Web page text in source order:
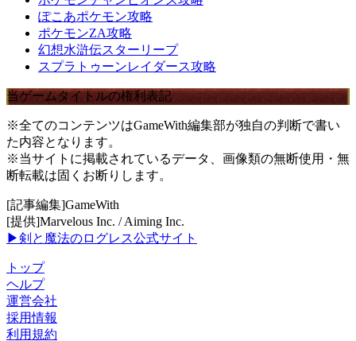
ぽこあポケモン攻略
ポケモンZA攻略
幻想水滸伝スターリープ
スプラトゥーンレイダース攻略
当ゲームタイトルの権利表記
※全てのコンテンツはGameWith編集部が独自の判断で書い
た内容となります。
※当サイトに掲載されているデータ、画像類の無断使用・無
断転載は固くお断りします。
[記事編集]GameWith
[提供]Marvelous Inc. / Aiming Inc.
▶剣と魔法のログレス公式サイト
トップ
ヘルプ
運営会社
採用情報
利用規約